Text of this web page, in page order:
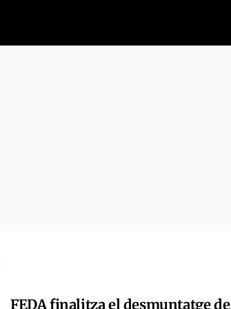
FEDA finalitza el desmuntatge de